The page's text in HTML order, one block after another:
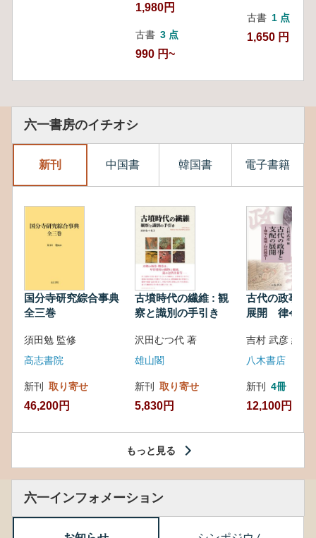
1,980円
古書 3 点
990 円~
古書 1 点
1,650 円
六一書房のイチオシ
新刊 中国書 韓国書 電子書籍
国分寺研究綜合事典
全三巻
須田勉 監修
高志書院
新刊 取り寄せ
46,200円
古墳時代の繊維 : 観
察と識別の手引き
沢田むつ代 著
雄山閣
新刊 取り寄せ
5,830円
古代の政事と
展開 律令・
吉村 武彦 編集
八木書店
新刊 4冊
12,100円
もっと見る
六一インフォメーション